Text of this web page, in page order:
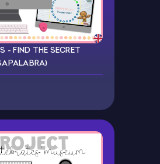
- FIND THE SECRET